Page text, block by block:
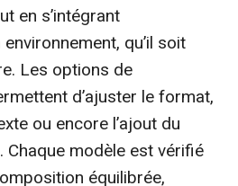
en s’intégrant
qu’il soit
Les options de
d’ajuster le format,
ou encore l’ajout du
Chaque modèle est vérifié
équilibrée,